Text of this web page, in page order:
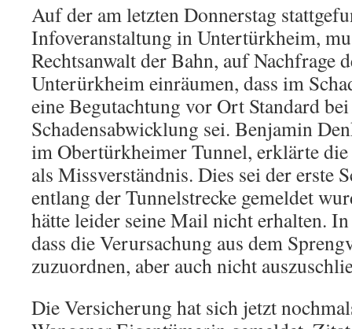
Auf der am letzten Donnerstag
Infoveranstaltung in Untertürkheim,
Rechtsanwalt der Bahn, auf Nachfrage
Unterürkheim einräumen, dass im
eine Begutachtung vor Ort Standard
Schadensabwicklung sei. Benjamin
im Obertürkheimer Tunnel, erklärte die
als Missverständnis. Dies sei der erste
entlang der Tunnelstrecke gemeldet
hätte leider seine Mail nicht erhalten.
dass die Verursachung aus dem
zuzuordnen, aber auch nicht
Die Versicherung hat sich jetzt